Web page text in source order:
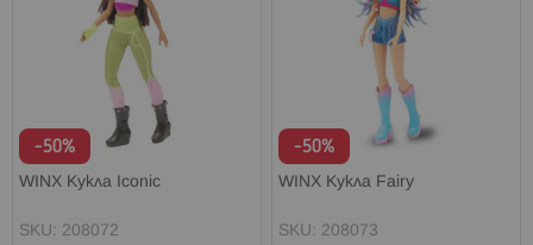
-50%
WINX Кукла Iconic
SKU: 208072
-50%
WINX Кукла Fairy
SKU: 208073